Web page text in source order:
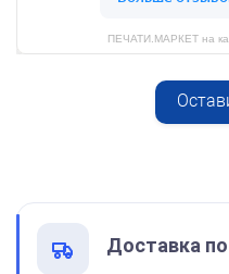
ПЕЧАТИ.МАРКЕТ на
Доставка